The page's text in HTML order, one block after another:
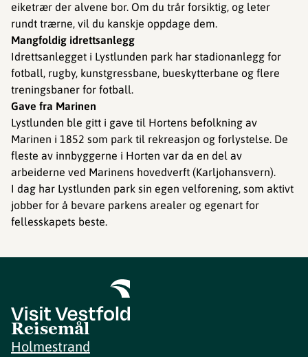
eiketrær der alvene bor. Om du trår forsiktig, og leter
rundt trærne, vil du kanskje oppdage dem.
Mangfoldig idrettsanlegg
Idrettsanlegget i Lystlunden park har stadionanlegg for
fotball, rugby, kunstgressbane, bueskytterbane og flere
treningsbaner for fotball.
Gave fra Marinen
Lystlunden ble gitt i gave til Hortens befolkning av
Marinen i 1852 som park til rekreasjon og forlystelse. De
fleste av innbyggerne i Horten var da en del av
arbeiderne ved Marinens hovedverft (Karljohansvern).
I dag har Lystlunden park sin egen velforening, som aktivt
jobber for å bevare parkens arealer og egenart for
fellesskapets beste.
Reisemål
Holmestrand